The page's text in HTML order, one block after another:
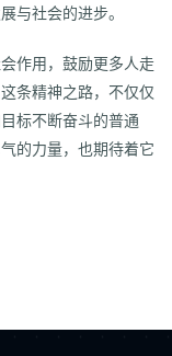
与社会的进步。
作用，鼓励更多人走
条精神之路，不仅仅
标不断奋斗的普通
的力量，也期待着它